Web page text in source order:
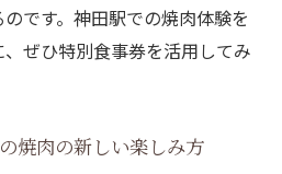
です。神田駅での焼肉体験を
ぜひ特別食事券を活用してみ
焼肉の新しい楽しみ方